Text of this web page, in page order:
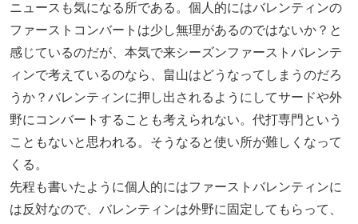
ニュースも気になる所である。個人的にはバレンティンの
ファーストコンバートは少し無理があるのではないか？と
感じているのだが、本気で来シーズンファーストバレンテ
ィンで考えているのなら、畠山はどうなってしまうのだろ
うか？バレンティンに押し出されるようにしてサードや外
野にコンバートすることも考えられない。代打専門という
こともないと思われる。そうなると使い所が難しくなって
くる。
先程も書いたように個人的にはファーストバレンティンに
は反対なので、バレンティンは外野に固定してもらって、